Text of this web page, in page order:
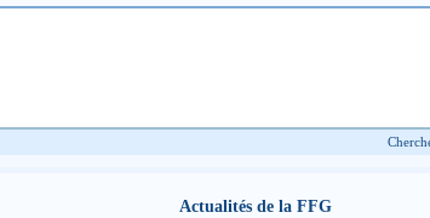
Actualités de la FFG